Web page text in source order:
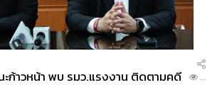
ก้าวหน้า พบ รมว.แรงงาน ติดตามคดี
...